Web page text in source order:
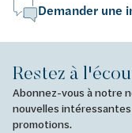
Demander une
Restez à
Abonnez-vous à notre
nouvelles
promotions.